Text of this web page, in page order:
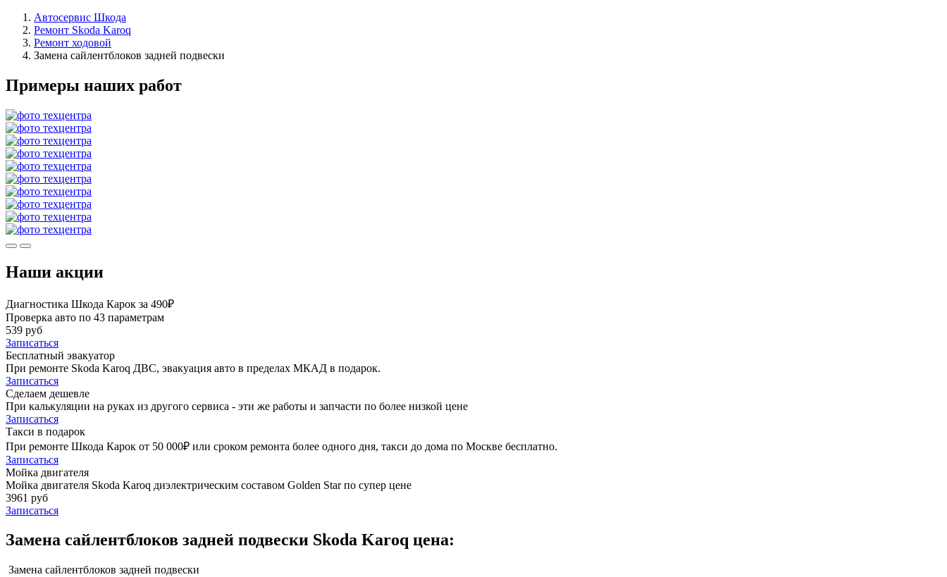
Автосервис Шкода
Ремонт Skoda Karoq
Ремонт ходовой
Замена сайлентблоков задней подвески
Примеры наших работ
Наши акции
Диагностика Шкода Карок за 490₽
Проверка авто по 43 параметрам
539 руб
Записаться
Бесплатный эвакуатор
При ремонте Skoda Karoq ДВС, эвакуация авто в пределах МКАД в подарок.
Записаться
Сделаем дешевле
При калькуляции на руках из другого сервиса - эти же работы и запчасти по более низкой цене
Записаться
Такси в подарок
При ремонте Шкода Карок от 50 000₽ или сроком ремонта более одного дня, такси до дома по Москве бесплатно.
Записаться
Мойка двигателя
Мойка двигателя Skoda Karoq диэлектрическим составом Golden Star по супер цене
3961 руб
Записаться
Замена сайлентблоков задней подвески Skoda Karoq цена:
Замена сайлентблоков задней подвески